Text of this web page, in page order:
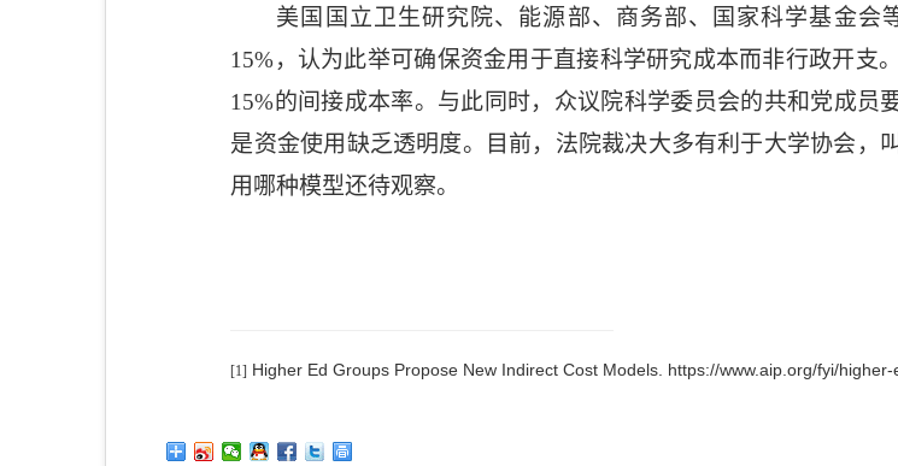
美国国立卫生研究院、 能源部、 商务部、 国家科学基金会
15%，认为此举可确保资金用于直接科学研究成本而非行政开支
15%的间接成本率。 与此同时，众议院科学委员会的共和党成员
是资金使用缺乏透明度。目前，法院裁决大多有利于大学协会，
用哪种模型还待观察。
[1] Higher Ed Groups Propose New Indirect Cost Models. https://www.aip.org/fyi/